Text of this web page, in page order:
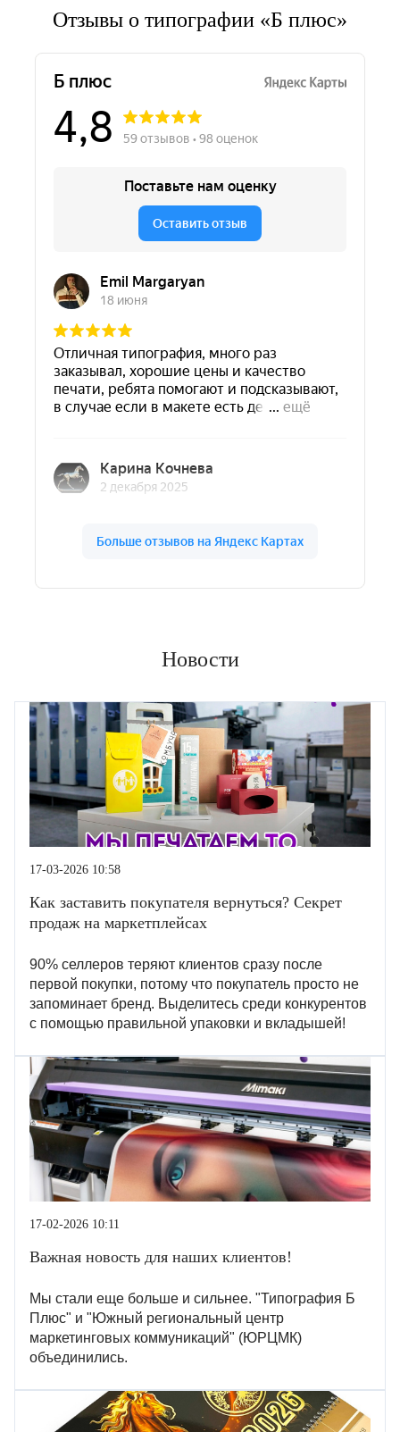
Отзывы о типографии «Б плюс»
Новости
17-03-2026 10:58
Как заставить покупателя вернуться? Секрет
продаж на маркетплейсах
90% селлеров теряют клиентов сразу после
первой покупки, потому что покупатель просто не
запоминает бренд. Выделитесь среди конкурентов
с помощью правильной упаковки и вкладышей!
17-02-2026 10:11
Важная новость для наших клиентов!
Мы стали еще больше и сильнее. "Типография Б
Плюс" и "Южный региональный центр
маркетинговых коммуникаций" (ЮРЦМК)
объединились.